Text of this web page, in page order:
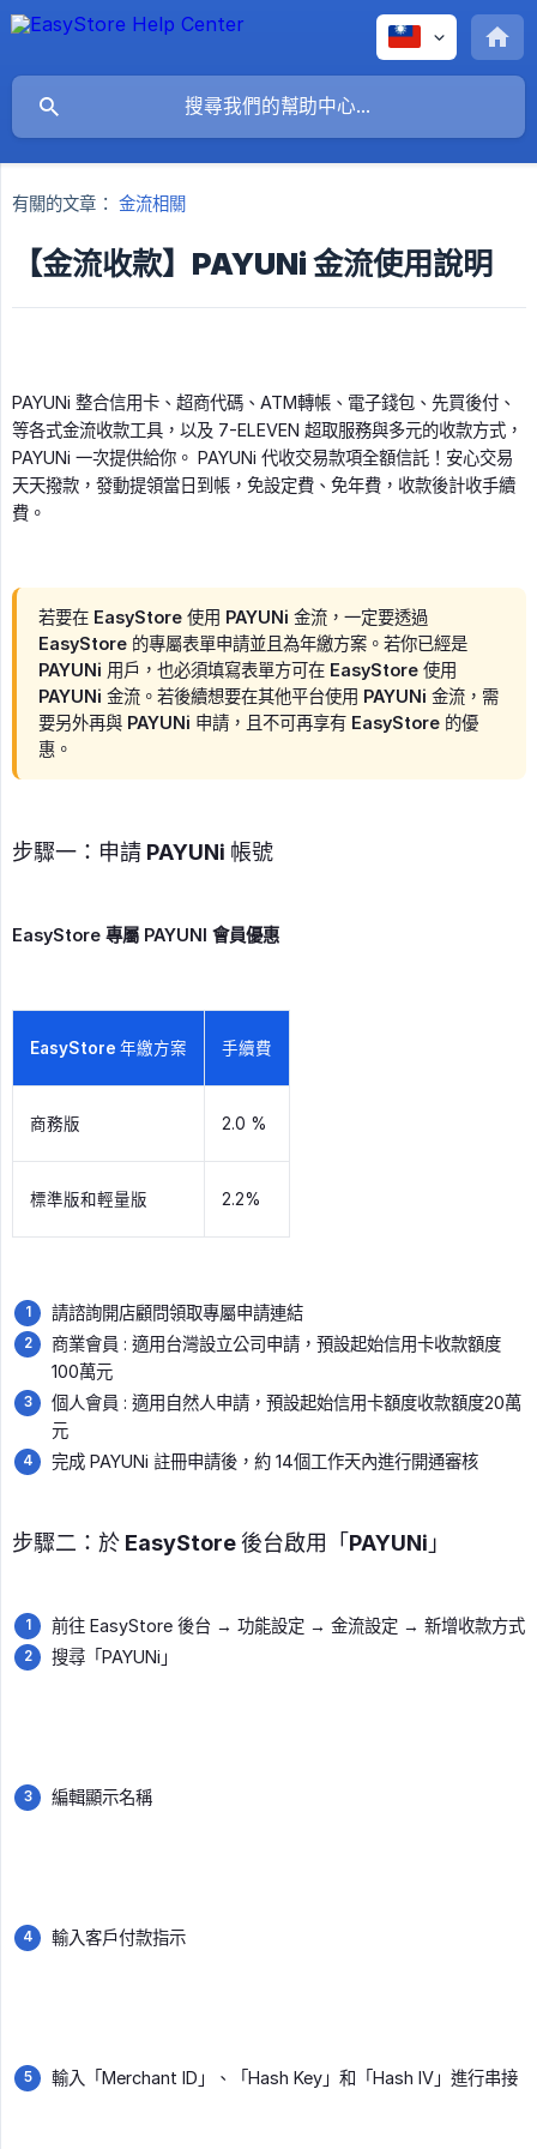
有關的文章： 金流相關
【金流收款】PAYUNi 金流使用說明
PAYUNi 整合信用卡、超商代碼、ATM轉帳、電子錢包、先買後付、
等各式金流收款工具，以及 7-ELEVEN 超取服務與多元的收款方式，
PAYUNi 一次提供給你。 PAYUNi 代收交易款項全額信託！安心交易
天天撥款，發動提領當日到帳，免設定費、免年費，收款後計收手續
費。
若要在 EasyStore 使用 PAYUNi 金流，一定要透過
EasyStore 的專屬表單申請並且為年繳方案。若你已經是
PAYUNi 用戶，也必須填寫表單方可在 EasyStore 使用
PAYUNi 金流。若後續想要在其他平台使用 PAYUNi 金流，需
要另外再與 PAYUNi 申請，且不可再享有 EasyStore 的優
惠。
步驟一：申請 PAYUNi 帳號
EasyStore 專屬 PAYUNI 會員優惠
EasyStore 年繳方案 手續費
商務版 2.0 %
標準版和輕量版 2.2%
請諮詢開店顧問領取專屬申請連結
商業會員 : 適用台灣設立公司申請，預設起始信用卡收款額度
100萬元
個人會員 : 適用自然人申請，預設起始信用卡額度收款額度20萬
元
完成 PAYUNi 註冊申請後，約 14個工作天內進行開通審核
步驟二：於 EasyStore 後台啟用「PAYUNi」
前往 EasyStore 後台 → 功能設定 → 金流設定 → 新增收款方式
搜尋「PAYUNi」
編輯顯示名稱
輸入客戶付款指示
輸入「Merchant ID」、「Hash Key」和「Hash IV」進行串接